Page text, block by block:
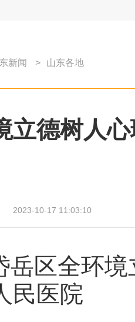
新闻 > 山东各地
立德树人
2023-10-17 11:03:10
岳区全环
民医院